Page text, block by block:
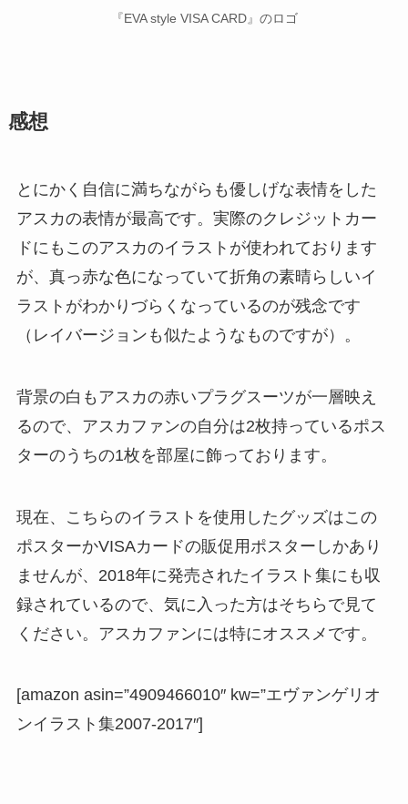
『EVA style VISA CARD』のロゴ
感想
とにかく自信に満ちながらも優しげな表情をした
アスカの表情が最高です。実際のクレジットカー
ドにもこのアスカのイラストが使われております
が、真っ赤な色になっていて折角の素晴らしいイ
ラストがわかりづらくなっているのが残念です
（レイバージョンも似たようなものですが）。
背景の白もアスカの赤いプラグスーツが一層映え
るので、アスカファンの自分は2枚持っているポス
ターのうちの1枚を部屋に飾っております。
現在、こちらのイラストを使用したグッズはこの
ポスターかVISAカードの販促用ポスターしかあり
ませんが、2018年に発売されたイラスト集にも収
録されているので、気に入った方はそちらで見て
ください。アスカファンには特にオススメです。
[amazon asin=”4909466010″ kw=”エヴァンゲリオ
ンイラスト集2007-2017″]